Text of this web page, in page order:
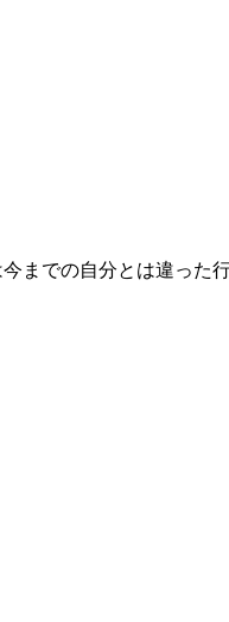
までの自分とは違った